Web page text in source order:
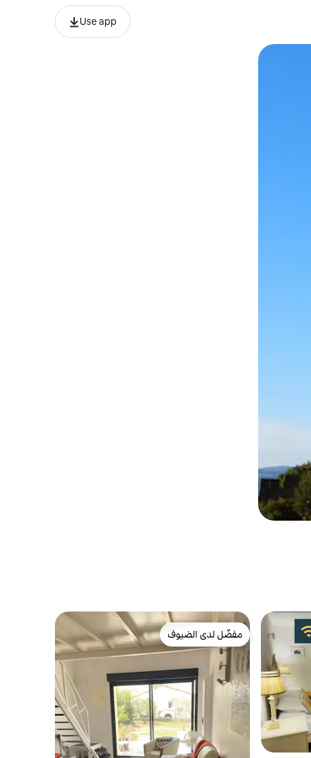
Use app
مفضّل لدى الضيوف
مفضّل لدى الضيوف